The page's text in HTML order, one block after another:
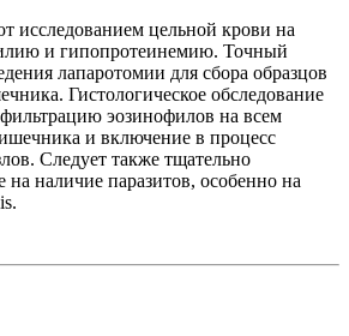
исследованием цельной крови на
и гипопротеинемию. Точный
лапаротомии для сбора образцов
Гистологическое обследование
эозинофилов на всем
и включение в процесс
Следует также тщательно
на наличие паразитов, особенно на